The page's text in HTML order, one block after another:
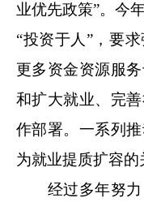
业优先政策”。今
“投资于人”，要
更多资金资源服
和扩大就业、完
作部署。一系列
为就业提质扩容的
经过多年努力